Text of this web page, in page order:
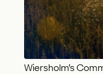
Wiersholm’s